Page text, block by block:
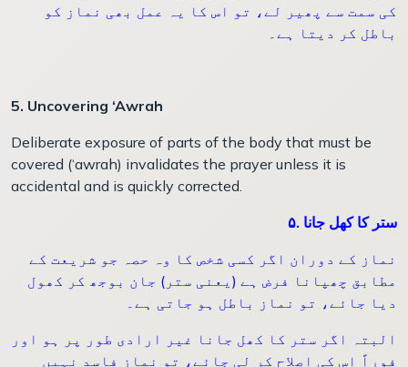
کی سمت سے پھیر لے، تو اس کا یہ عمل بھی نماز کو
باطل کر دیتا ہے۔
5. Uncovering ‘Awrah
Deliberate exposure of parts of the body that must be
covered (‘awrah) invalidates the prayer unless it is
accidental and is quickly corrected.
۵. ستر کا کھل جانا
نماز کے دوران اگر کسی شخص کا وہ حصہ جو شریعت کے
مطابق چھپانا فرض ہے (یعنی ستر) جان بوجھ کر کھول
دیا جائے، تو نماز باطل ہو جاتی ہے۔
البتہ اگر ستر کا کھل جانا غیر ارادی طور پر ہو اور
فوراً اس کی اصلاح کر لی جائے، تو نماز فاسد نہیں